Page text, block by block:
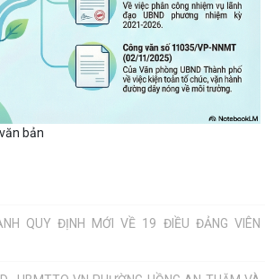
GIÁO DỤC CHÍNH TRỊ, TƯ TƯỞNG,
– ĐỘNG LỰC XÂY DỰNG...
CÔNG NGHỆ SỐ ĐẾN TẬN TAY NGƯỜI DÂN TẠI
TỚI CHÍNH QUYỀN SỐ...
học tập Nghị quyết Trung ương 3 khóa XIV.
CHỦ Ở CƠ SỞ TRONG...
QUY ĐỊNH MỚI VỀ 19 ĐIỀU ĐẢNG VIÊN
UBMTTQ VN PHƯỜNG HỒNG AN THĂM VÀ